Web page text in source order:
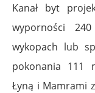
Kanał byt
wyporności
wykopach lub
pokonania 111
Łyną i Mamrami